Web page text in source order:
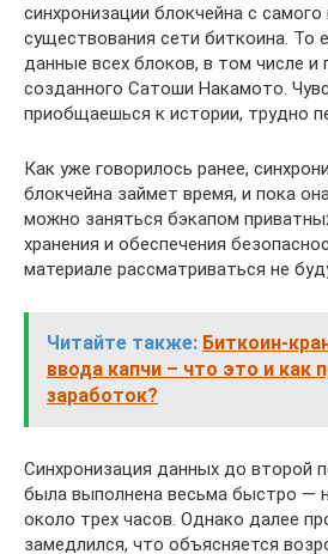
синхронизации блокчейна с самого
существования сети биткоина. То
данные всех блоков, в том числе и
созданного Сатоши Накамото.
приобщаешься к истории, трудно
Как уже говорилось ранее,
блокчейна займет время, и пока
можно заняться бэкапом
хранения и обеспечения
материале рассматриваться не
Читайте также: Биткоин-
ввода капчи – что это и как
заработок?
Синхронизация данных до второй
была выполнена весьма быстро —
около трех часов. Однако далее
замедлился, что объясняется